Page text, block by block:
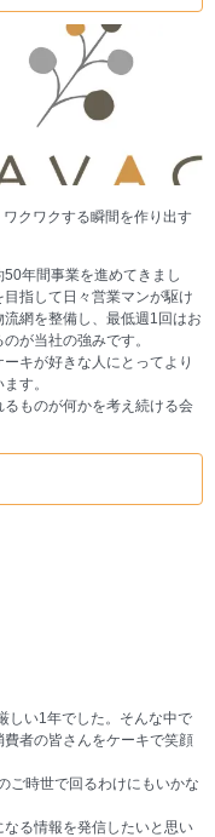
クワクする瞬間を作り出す
年間事業を進めてきまし
指して日々営業マンが駆け
網を整備し、最低週1回はお
が当社の強みです。
キが好きな人にとってより
す。
ものが何かを考え続ける会
しい1年でした。そんな中で
者の皆さんをケーキで笑顔
ご時世で回るわけにもいかな
る情報を発信したいと思い